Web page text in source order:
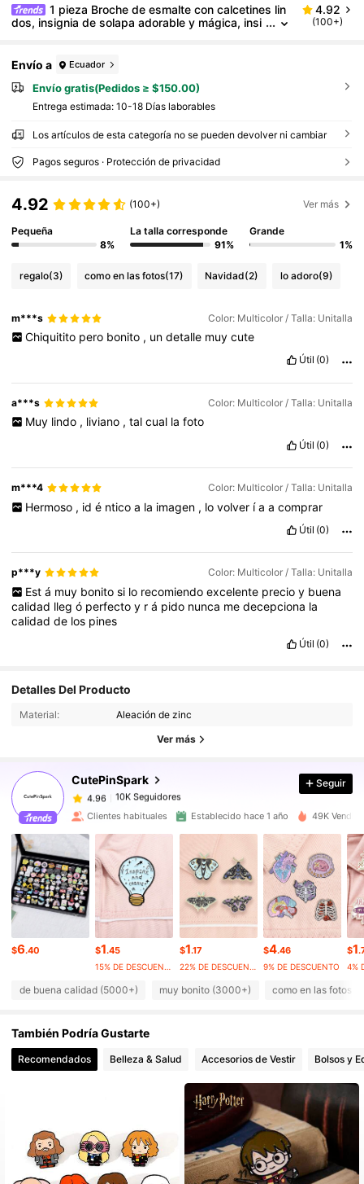
1 pieza Broche de esmalte con calcetines lin
dos, insignia de solapa adorable y mágica, insi
4.92
(100+)
Envío a Ecuador
Envío gratis(Pedidos ≥ $150.00)
Entrega estimada: 10-18 Días laborables
Los artículos de esta categoría no se pueden devolver ni cambiar
Pagos seguros · Protección de privacidad
4.92 (100+) Ver más
Pequeña
8%
La talla corresponde
91%
Grande
1%
regalo(3) como en las fotos(17) Navidad(2) lo adoro(9)
m***s Color: Multicolor / Talla: Unitalla
Chiquitito pero bonito , un detalle muy cute
Útil (0)
a***s Color: Multicolor / Talla: Unitalla
Muy lindo , liviano , tal cual la foto
Útil (0)
m***4 Color: Multicolor / Talla: Unitalla
Hermoso , id é ntico a la imagen , lo volver ía a comprar
Útil (0)
p***y Color: Multicolor / Talla: Unitalla
Est á muy bonito si lo recomiendo excelente precio y buena
calidad llegó perfectoy rá pido nunca medecepciona la
calidadde los pines
Útil (0)
Detalles Del Producto
Material: Aleación de zinc
Ver más
CutePinSpark
4.96 10K Seguidores
10K Seguidores
10K Seguidores
4.96
4.96 10K Seguidores
10K Seguidores
4.96 10K Seguidores
4.96 10K Seguidores
4.96 10K Seguidores
4.96 10K Seguidores
4.96 10K Seguidores
Seguir
Clientes habituales Establecido hace 1 año 49K
$6.40 $1.45
15% DE DESCUENTO
$1.17
22% DE DESCUENTO
$4.46
9% DE DESCUENTO
$1
4%
de buena calidad (5000+) muy bonito (3000+) como en las fotos
También Podría Gustarte
Recomendados Belleza & Salud Accesorios de Vestir Bolsos y